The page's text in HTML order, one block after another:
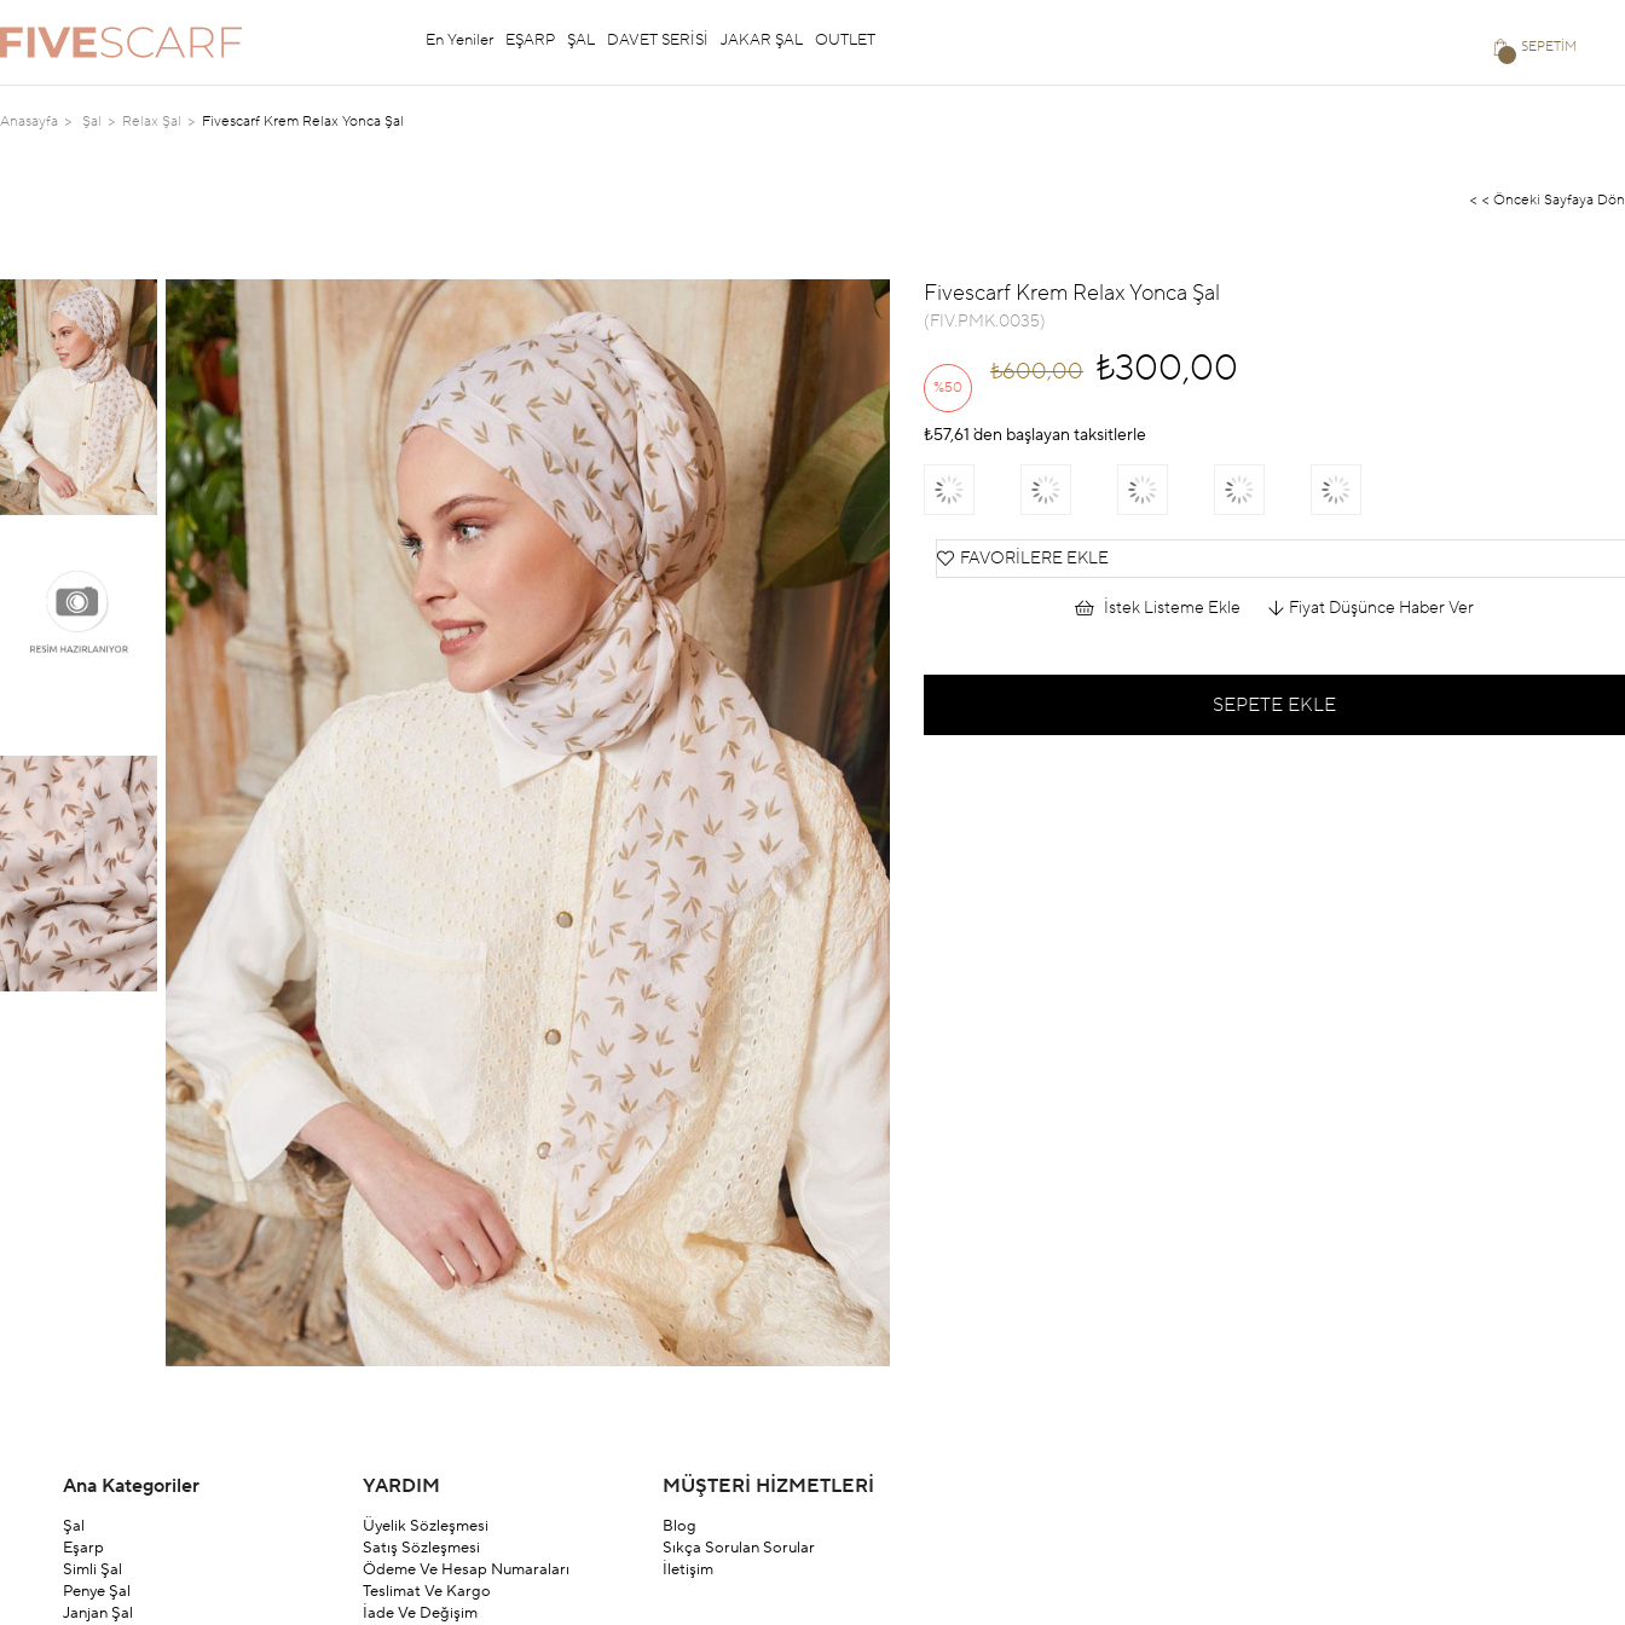
SEPETIM
En Yeniler EŞARP ŞAL DAVET SERİSİ JAKAR ŞAL OUTLET
Anasayfa Şal Relax Şal Fivescarf Krem Relax Yonca Şal
< < Önceki Sayfaya Dön
Fivescarf Krem Relax Yonca Şal
(FIV.PMK.0035)
%50
İndirim
₺600,00 ₺300,00
₺57,61 `den başlayan taksitlerle
FAVORILERE EKLE
İstek Listeme Ekle Fiyat Düşünce Haber Ver
Ana Kategoriler
Şal
Eşarp
Simli Şal
Penye Şal
Janjan Şal
YARDIM
Üyelik Sözleşmesi
Satış Sözleşmesi
Ödeme Ve Hesap Numaraları
Teslimat Ve Kargo
İade Ve Değişim
MÜŞTERİ HİZMETLERİ
Blog
Sıkça Sorulan Sorular
İletişim